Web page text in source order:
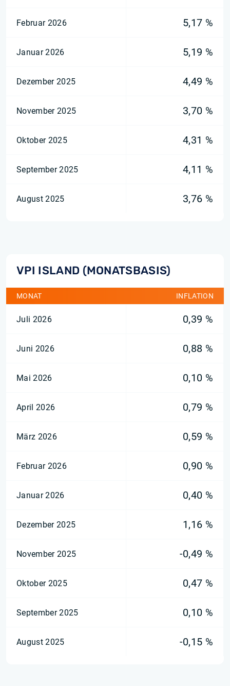
Februar 2026 5,17 %
Januar 2026 5,19 %
Dezember 2025 4,49 %
November 2025 3,70 %
Oktober 2025 4,31 %
September 2025 4,11 %
August 2025 3,76 %
VPI ISLAND (MONATSBASIS)
MONAT INFLATION
Juli 2026 0,39 %
Juni 2026 0,88 %
Mai 2026 0,10 %
April 2026 0,79 %
März 2026 0,59 %
Februar 2026 0,90 %
Januar 2026 0,40 %
Dezember 2025 1,16 %
November 2025 -0,49 %
Oktober 2025 0,47 %
September 2025 0,10 %
August 2025 -0,15 %